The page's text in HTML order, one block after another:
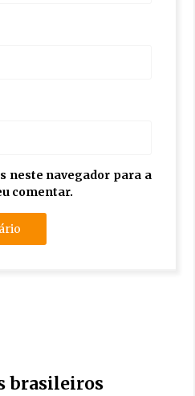
neste navegador para a
comentar.
brasileiros